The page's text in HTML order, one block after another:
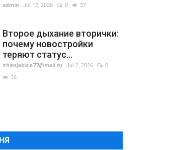
admin Jul 17, 2026 0 37
Второе дыхание вторички:
почему новостройки
теряют статус...
zhenjakise77@mail.ru Jul 2, 2026
0
36